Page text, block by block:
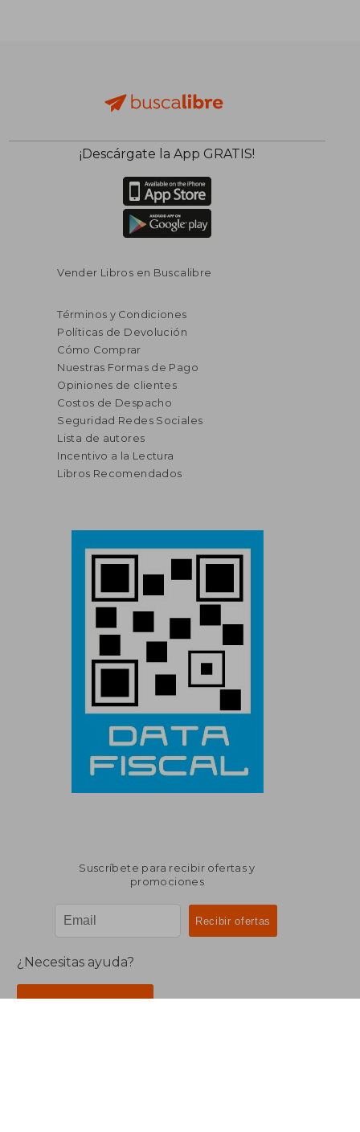
¡Descárgate la App GRATIS!
Vender Libros en Buscalibre
Términos y Condiciones
Políticas de Devolución
Cómo Comprar
Nuestras Formas de Pago
Opiniones de clientes
Costos de Despacho
Seguridad Redes Sociales
Lista de autores
Incentivo a la Lectura
Libros Recomendados
Suscríbete para recibir ofertas y
promociones
¿Necesitas ayuda?